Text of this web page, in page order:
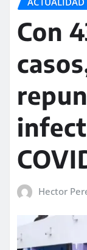
Con
Hector